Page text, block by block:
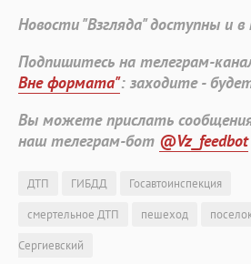
Новости "Взгляда" доступны и
Подпишитесь на телеграм-
Вне формата": заходите -
Вы можете прислать
наш телеграм-бот @Vz_feedbot
ДТП ГИБДД
Госавтоинспекция
смертельное ДТП
пешеход
Сергиевский